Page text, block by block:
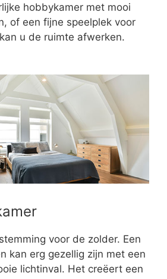
hobbykamer met mooi
of een fijne speelplek voor
u de ruimte afwerken.
voor de zolder. Een
kan erg gezellig zijn met een
lichtinval. Het creëert een